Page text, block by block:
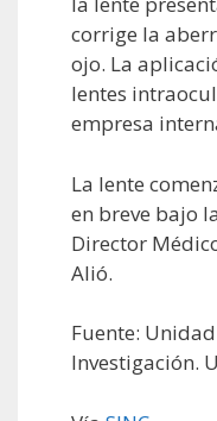
corrige la
ojo. La
lentes
empresa
La lente
en breve bajo
Director
Alió.
Fuente:
Investigación.